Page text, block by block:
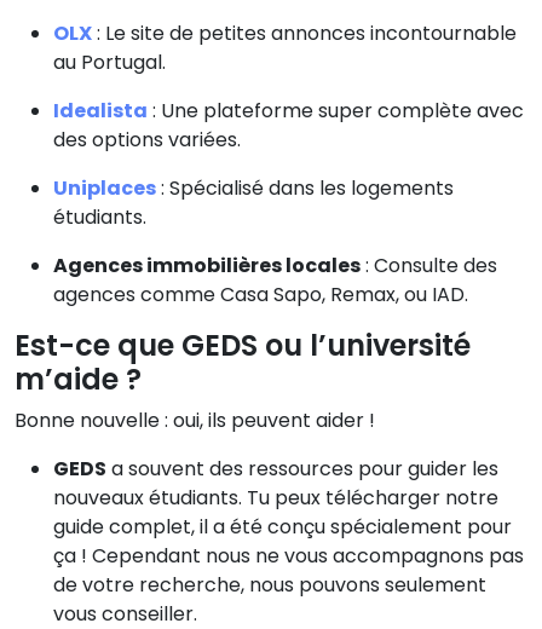
OLX: Le site de petites annonces incontournable
au Portugal.
Idealista : Une plateforme super complète avec
des options variées.
Uniplaces: Spécialisé dans les logements
étudiants.
Agences immobilières locales: Consulte des
agences comme Casa Sapo, Remax, ou IAD.
Est-ce que GEDS ou l’université
m’aide ?
Bonne nouvelle : oui, ils peuvent aider !
GEDS a souvent des ressources pour guider les
nouveaux étudiants. Tu peux télécharger notre
guide complet, il a été conçu spécialement pour
ça ! Cependant nous ne vous accompagnons pas
de votre recherche, nous pouvons seulement
vous conseiller.